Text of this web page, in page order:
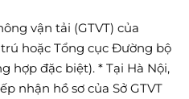
vận tải (GTVT) của
hoặc Tổng cục Đường bộ
hợp đặc biệt). * Tại Hà Nội,
nhận hồ sơ của Sở GTVT